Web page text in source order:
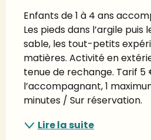
Enfants de 1 à 4 ans
Les pieds dans l’argile puis
sable, les tout-petits
matières. Activité en
tenue de rechange. Tarif
l’accompagnant, 1
minutes / Sur réservation.
Lire la suite